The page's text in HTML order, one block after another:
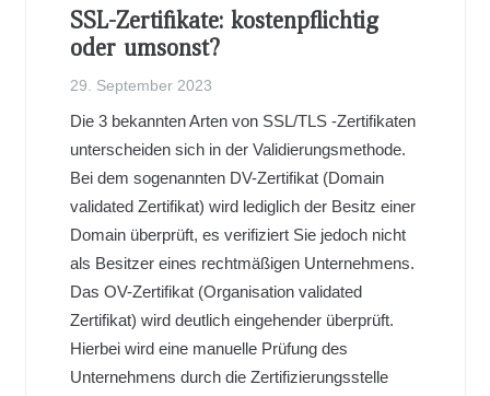
SSL-Zertifikate: kostenpflichtig
oder umsonst?
29. September 2023
Die 3 bekannten Arten von SSL/TLS -Zertifikaten
unterscheiden sich in der Validierungsmethode.
Bei dem sogenannten DV-Zertifikat (Domain
validated Zertifikat) wird lediglich der Besitz einer
Domain überprüft, es verifiziert Sie jedoch nicht
als Besitzer eines rechtmäßigen Unternehmens.
Das OV-Zertifikat (Organisation validated
Zertifikat) wird deutlich eingehender überprüft.
Hierbei wird eine manuelle Prüfung des
Unternehmens durch die Zertifizierungsstelle